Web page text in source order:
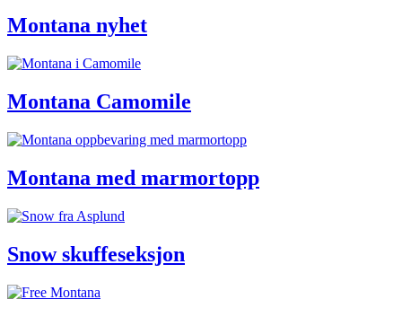
Montana nyhet
Montana Camomile
Montana med marmortopp
Snow skuffeseksjon